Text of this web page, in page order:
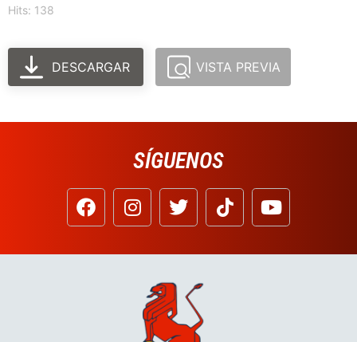
Hits: 138
DESCARGAR VISTA PREVIA
SÍGUENOS